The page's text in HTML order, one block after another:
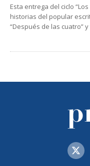
Esta entrega del ciclo
historias del popular
“Después de las cuatro”